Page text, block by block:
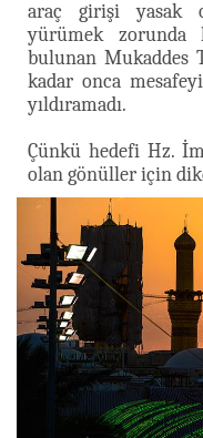
araç girişi yasak
yürümek zorunda
bulunan Mukaddes
kadar onca
yıldıramadı.
Çünkü hedefi Hz.
olan gönüller için